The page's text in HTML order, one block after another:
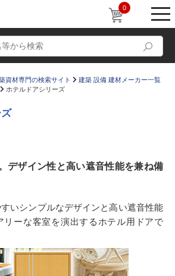
0
コラム
販売・施工代理店募集
資材専門の検索サイト
建築 設備 建材メーカー一覧
ホテルドアシリーズ
デザイン性と高い遮音性能を兼ね備
いシンプルなデザインと高い遮音性能
リーな客室を演出するホテル用ドアで